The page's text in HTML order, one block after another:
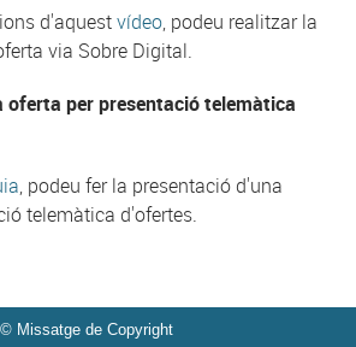
d'aquestvídeo, podeu realitzar la
via Sobre Digital.
oferta per presentació telemàtica
, podeu fer la presentació d'una
telemàtica d'ofertes.
© Missatge de Copyright